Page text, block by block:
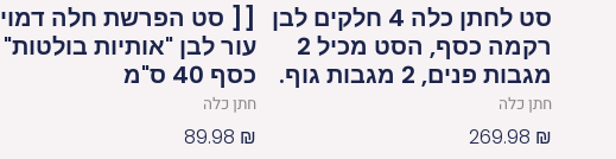
סט לחתן כלה 4 חלקים לבן
רקמה כסף, הסט מכיל 2
מגבות פנים, 2 מגבות גוף.
חתן כלה
269.98 ₪
[[ סט הפרשת חלה דמוי
עור לבן "אותיות בולטות"
כסף 40 ס"מ
חתן כלה
89.98 ₪